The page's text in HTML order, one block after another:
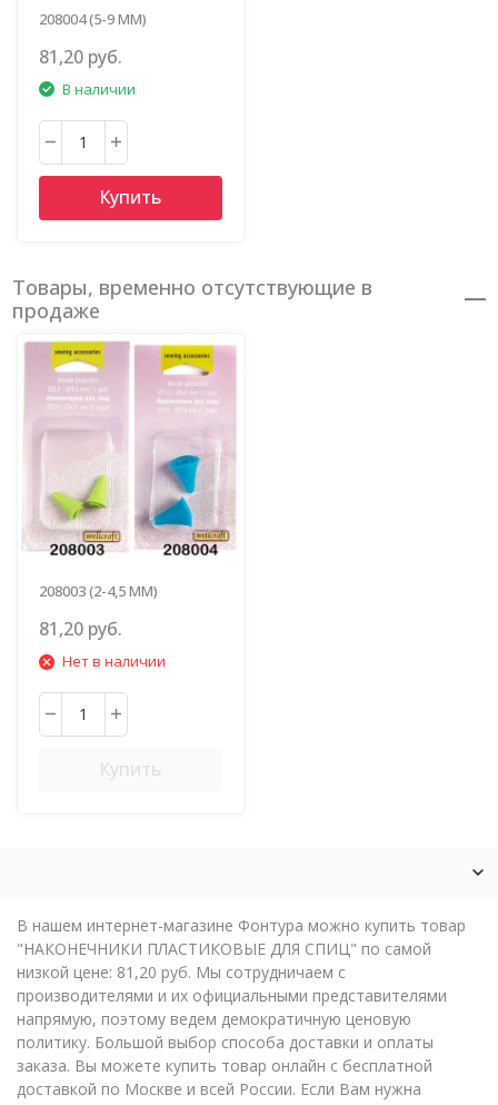
208004 (5-9 ММ)
81,20 руб.
В наличии
Купить
Товары, временно отсутствующие в
продаже
208003 (2-4,5 ММ)
81,20 руб.
Нет в наличии
Купить
В нашем интернет-магазине Фонтура можно купить товар
"НАКОНЕЧНИКИ ПЛАСТИКОВЫЕ ДЛЯ СПИЦ" по самой
низкой цене: 81,20 руб. Мы сотрудничаем с
производителями и их официальными представителями
напрямую, поэтому ведем демократичную ценовую
политику. Большой выбор способа доставки и оплаты
заказа. Вы можете купить товар онлайн с бесплатной
доставкой по Москве и всей России. Если Вам нужна